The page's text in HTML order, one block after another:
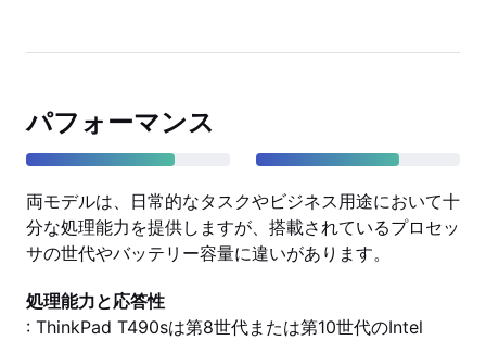
パフォーマンス
両モデルは、日常的なタスクやビジネス用途において十
分な処理能力を提供しますが、搭載されているプロセッ
サの世代やバッテリー容量に違いがあります。
処理能力と応答性
: ThinkPad T490sは第8世代または第10世代のIntel